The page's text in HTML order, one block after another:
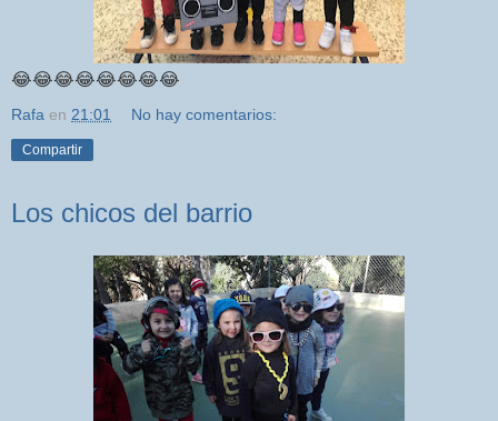
😂😂😂😂😂😂😂😂
Rafa en 21:01 No hay comentarios:
Compartir
Los chicos del barrio